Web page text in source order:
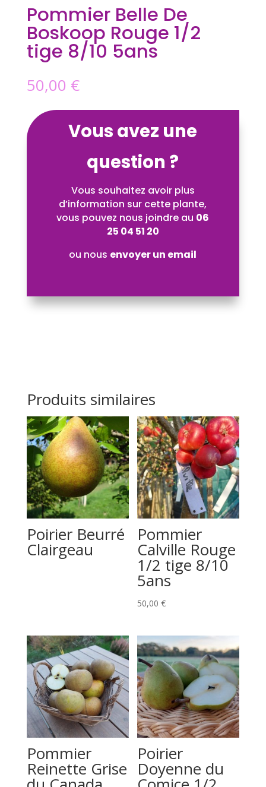
Pommier Belle De
Boskoop Rouge 1/2
tige 8/10 5ans
50,00 €
Vous avez une
question ?
Vous souhaitez avoir plus
d’information sur cette plante,
vous pouvez nous joindre au 06
25 04 51 20
ou nous envoyer un email
Produits similaires
Poirier Beurré
Clairgeau
Pommier
Calville Rouge
1/2 tige 8/10
5ans
50,00€
Pommier
Reinette Grise
Poirier
Doyenne du